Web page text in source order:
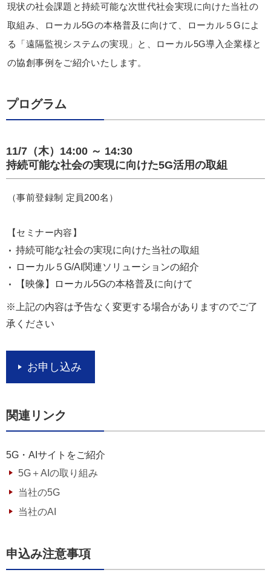
現状の社会課題と持続可能な次世代社会実現に向けた当社の
取組み、ローカル5Gの本格普及に向けて、ローカル５Gによ
る「遠隔監視システムの実現」と、ローカル5G導入企業様と
の協創事例をご紹介いたします。
プログラム
11/7（木）14:00 ～ 14:30
持続可能な社会の実現に向けた5G活用の取組
（事前登録制 定員200名）
【セミナー内容】
持続可能な社会の実現に向けた当社の取組
ローカル５G/AI関連ソリューションの紹介
【映像】ローカル5Gの本格普及に向けて
※上記の内容は予告なく変更する場合がありますのでご了
承ください
お申し込み
関連リンク
5G・AIサイトをご紹介
5G＋AIの取り組み
当社の5G
当社のAI
申込み注意事項